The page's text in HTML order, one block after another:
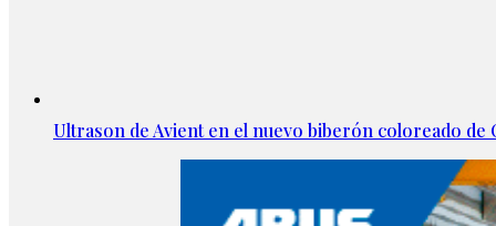
Ultrason de Avient en el nuevo biberón coloreado de